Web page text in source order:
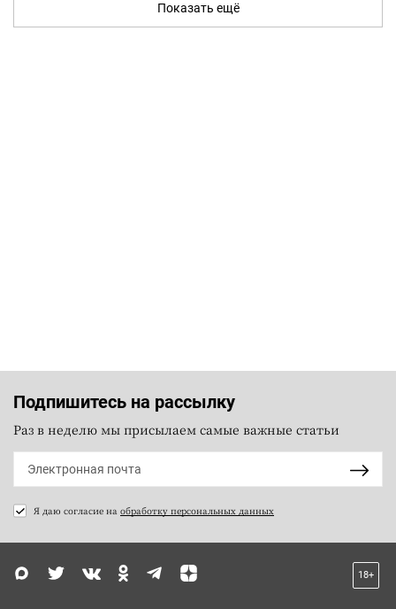
Показать ещё
Подпишитесь на рассылку
Раз в неделю мы присылаем самые важные статьи
Я даю согласие на обработку персональных данных
18+